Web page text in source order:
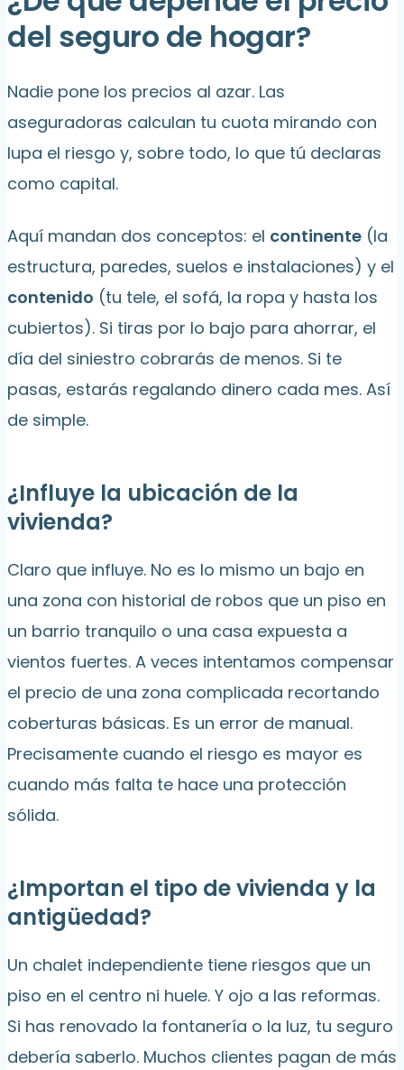
del seguro de hogar?
Nadie pone los precios al azar. Las
aseguradoras calculan tu cuota mirando con
lupa el riesgo y, sobre todo, lo que tú declaras
como capital.
Aquí mandan dos conceptos: el continente (la
estructura, paredes, suelos e instalaciones) y el
contenido (tu tele, el sofá, la ropa y hasta los
cubiertos). Si tiras por lo bajo para ahorrar, el
día del siniestro cobrarás de menos. Si te
pasas, estarás regalando dinero cada mes. Así
de simple.
¿Influye la ubicación de la
vivienda?
Claro que influye. No es lo mismo un bajo en
una zona con historial de robos que un piso en
un barrio tranquilo o una casa expuesta a
vientos fuertes. A veces intentamos compensar
el precio de una zona complicada recortando
coberturas básicas. Es un error de manual.
Precisamente cuando el riesgo es mayor es
cuando más falta te hace una protección
sólida.
¿Importan el tipo de vivienda y la
antigüedad?
Un chalet independiente tiene riesgos que un
piso en el centro ni huele. Y ojo a las reformas.
Si has renovado la fontanería o la luz, tu seguro
debería saberlo. Muchos clientes pagan de más